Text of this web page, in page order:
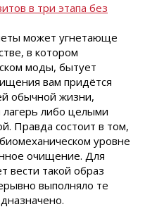
в три этапа без
может угнетающе
в котором
моды, бытует
вам придётся
обычной жизни,
либо целыми
Правда состоит в том,
уровне
очищение. Для
вести такой образ
выполняло те